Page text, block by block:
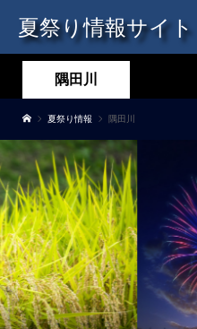
夏祭り情報サイト
隅田川
夏祭り情報 隅田川